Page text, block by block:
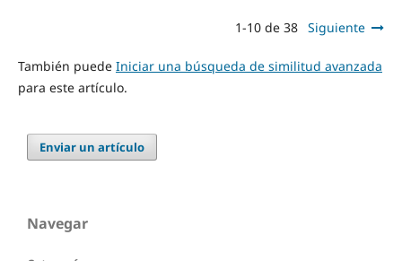
1-10 de 38 Siguiente
También puede Iniciar una búsqueda de similitud avanzada
para este artículo.
Enviar un artículo
Navegar